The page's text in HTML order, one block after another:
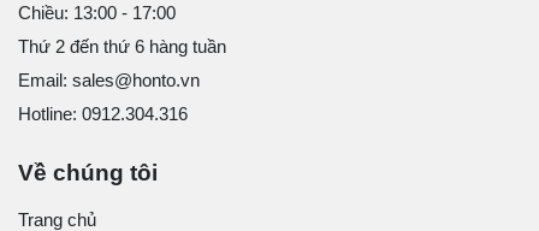
Chiều: 13:00 - 17:00
Thứ 2 đến thứ 6 hàng tuần
Email: sales@honto.vn
Hotline: 0912.304.316
Về chúng tôi
Trang chủ